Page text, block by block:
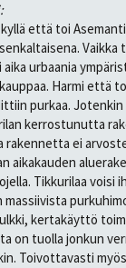
että toi
Vaikka
urbaania
Harmi että
purkaa.
kerrostunutta
ei
aikakauden
Tikkurilaa voisi
kertakäyttö
on tuolla jonkun
Toivottavasti